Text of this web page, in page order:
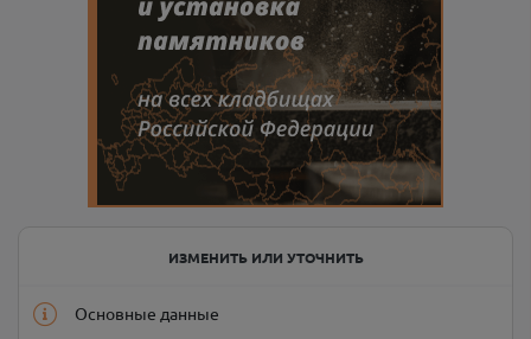
ИЗМЕНИТЬ ИЛИ УТОЧНИТЬ
Основные данные